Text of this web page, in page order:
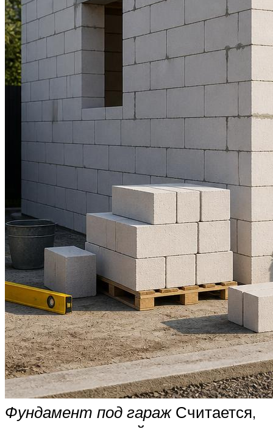
Фундамент под гаражСчитается,